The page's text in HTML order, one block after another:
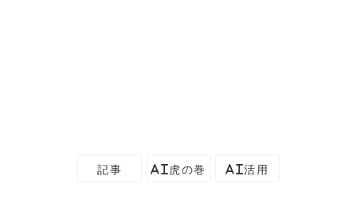
記事 AI虎の巻 AI活用